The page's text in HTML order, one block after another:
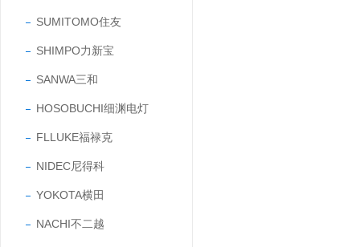
SUMITOMO住友
SHIMPO力新宝
SANWA三和
HOSOBUCHI细渊电灯
FLLUKE福禄克
NIDEC尼得科
YOKOTA横田
NACHI不二越